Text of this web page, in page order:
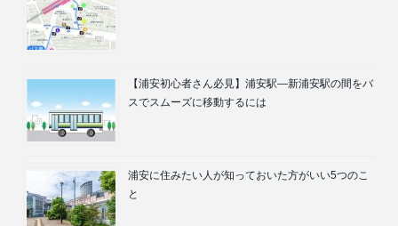
【浦安初心者さん必見】浦安駅―新浦安駅の間をバ
スでスムーズに移動するには
浦安に住みたい人が知っておいた方がいい5つのこ
と